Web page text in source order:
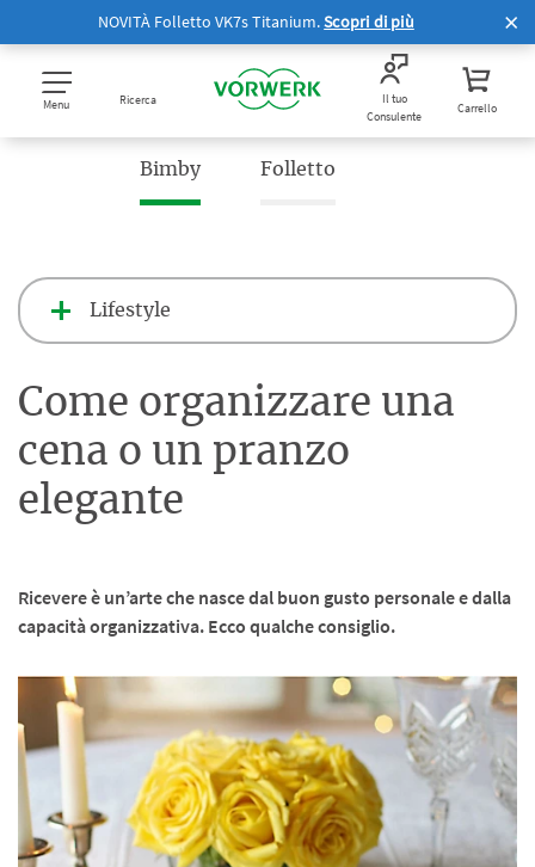
NOVITÀ Folletto VK7s Titanium.Scopri di più
Menu Ricerca
Il tuo
Consulente
Carrello
Bimby Folletto
Lifestyle
Come organizzare una
cena o un pranzo
elegante
Ricevere è un’arte che nasce dal buon gusto personale e dalla
capacità organizzativa. Ecco qualche consiglio.